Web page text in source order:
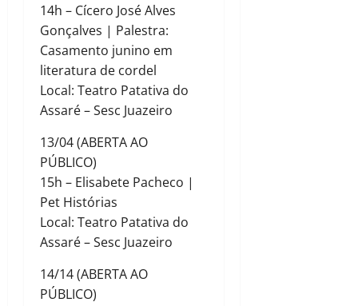
14h – Cícero José Alves
Gonçalves | Palestra:
Casamento junino em
literatura de cordel
Local: Teatro Patativa do
Assaré – Sesc Juazeiro
13/04 (ABERTA AO
PÚBLICO)
15h – Elisabete Pacheco |
Pet Histórias
Local: Teatro Patativa do
Assaré – Sesc Juazeiro
14/14 (ABERTA AO
PÚBLICO)